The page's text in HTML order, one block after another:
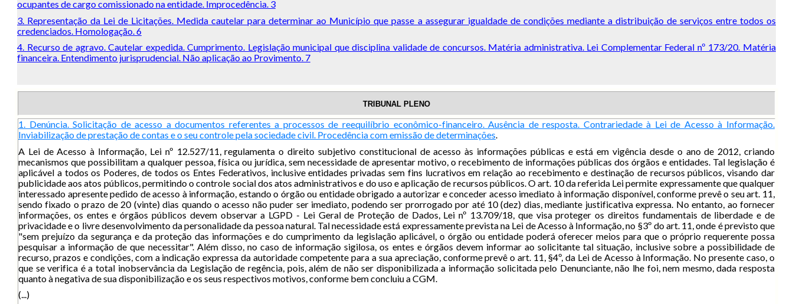
ocupantes de cargo comissionado na entidade. Improcedência. 3
3. Representação da Lei de Licitações. Medida cautelar para determinar ao Município que passe a assegurar igualdade de condições mediante a distribuição de serviços entre todos os
credenciados. Homologação. 6
4. Recurso de agravo. Cautelar expedida. Cumprimento. Legislação municipal que disciplina validade de concursos. Matéria administrativa. Lei Complementar Federal nº 173/20. Matéria
financeira. Entendimento jurisprudencial. Não aplicação ao Provimento. 7
TRIBUNAL PLENO
1. Denúncia. Solicitação de acesso a documentos referentes a processos de reequilíbrio econômico-financeiro. Ausência de resposta. Contrariedade à Lei de Acesso à Informação.
Inviabilização de prestação de contas e o seu controle pela sociedade civil. Procedência com emissão de determinações.
A Lei de Acesso à Informação, Lei nº 12.527/11, regulamenta o direito subjetivo constitucional de acesso às informações públicas e está em vigência desde o ano de 2012, criando
mecanismos que possibilitam a qualquer pessoa, física ou jurídica, sem necessidade de apresentar motivo, o recebimento de informações públicas dos órgãos e entidades. Tal legislação é
aplicável a todos os Poderes, de todos os Entes Federativos, inclusive entidades privadas sem fins lucrativos em relação ao recebimento e destinação de recursos públicos, visando dar
publicidade aos atos públicos, permitindo o controle social dos atos administrativos e do uso e aplicação de recursos públicos. O art. 10 da referida Lei permite expressamente que qualquer
interessado apresente pedido de acesso à informação, estando o órgão ou entidade obrigado a autorizar e conceder acesso imediato à informação disponível, conforme prevê o seu art. 11,
sendo fixado o prazo de 20 (vinte) dias quando o acesso não puder ser imediato, podendo ser prorrogado por até 10 (dez) dias, mediante justificativa expressa. No entanto, ao fornecer
informações, os entes e órgãos públicos devem observar a LGPD - Lei Geral de Proteção de Dados, Lei nº 13.709/18, que visa proteger os direitos fundamentais de liberdade e de
privacidade e o livre desenvolvimento da personalidade da pessoa natural. Tal necessidade está expressamente prevista na Lei de Acesso à Informação, no §3º do art. 11, onde é previsto que
"sem prejuízo da segurança e da proteção das informações e do cumprimento da legislação aplicável, o órgão ou entidade poderá oferecer meios para que o próprio requerente possa
pesquisar a informação de que necessitar". Além disso, no caso de informação sigilosa, os entes e órgãos devem informar ao solicitante tal situação, inclusive sobre a possibilidade de
recurso, prazos e condições, com a indicação expressa da autoridade competente para a sua apreciação, conforme prevê o art. 11, §4º, da Lei de Acesso à Informação. No presente caso, o
que se verifica é a total inobservância da Legislação de regência, pois, além de não ser disponibilizada a informação solicitada pelo Denunciante, não lhe foi, nem mesmo, dada resposta
quanto à negativa de sua disponibilização e os seus respectivos motivos, conforme bem concluiu a CGM.
(...)